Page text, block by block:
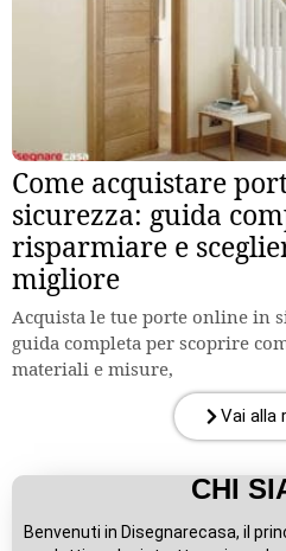
Come acquistare
sicurezza: guida
risparmiare e
migliore
Acquista le tue porte online in
guida completa per scoprire
materiali e misure,
Vai alla
CHI
Benvenuti in Disegnarecasa, il